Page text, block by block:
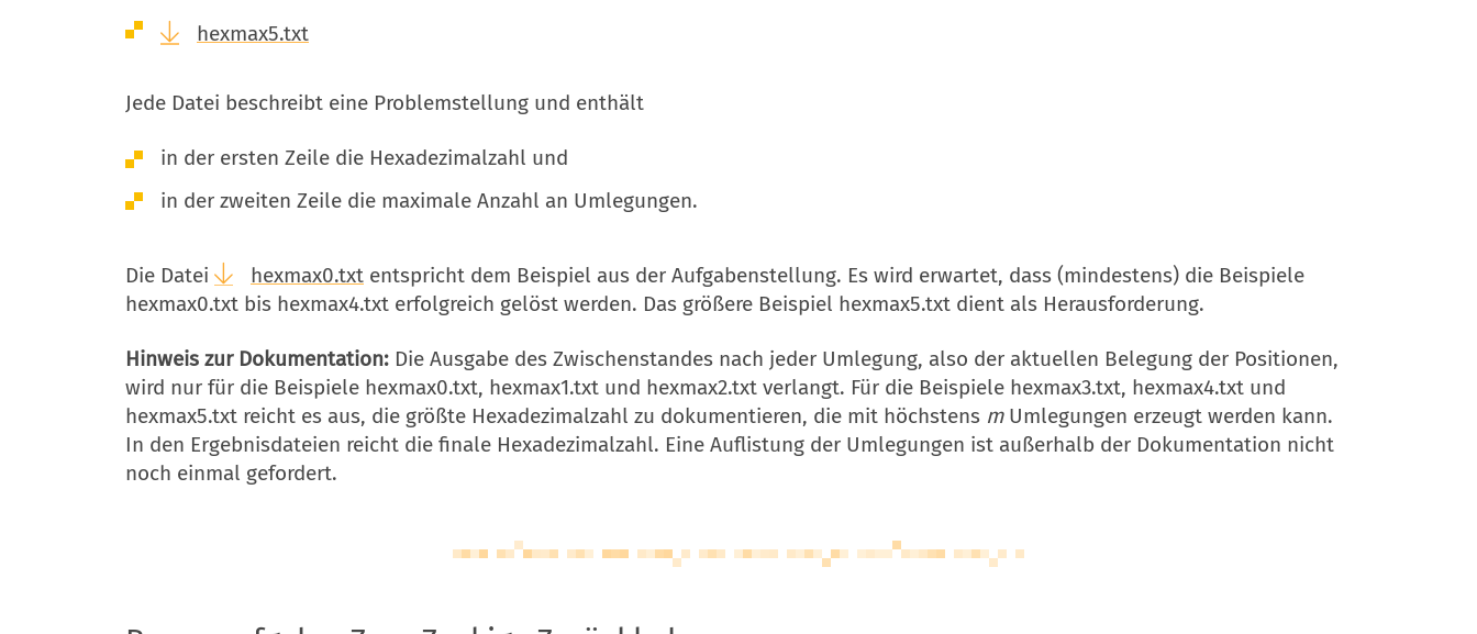
hexmax5.txt
Jede Datei beschreibt eine Problemstellung und enthält
in der ersten Zeile die Hexadezimalzahl und
in der zweiten Zeile die maximale Anzahl an Umlegungen.
Die Datei hexmax0.txt entspricht dem Beispiel aus der Aufgabenstellung. Es wird erwartet, dass (mindestens) die Beispiele
hexmax0.txt bis hexmax4.txt erfolgreich gelöst werden. Das größere Beispiel hexmax5.txt dient als Herausforderung.
Hinweis zur Dokumentation: Die Ausgabe des Zwischenstandes nach jeder Umlegung, also der aktuellen Belegung der Positionen,
wird nur für die Beispiele hexmax0.txt, hexmax1.txt und hexmax2.txt verlangt. Für die Beispiele hexmax3.txt, hexmax4.txt und
hexmax5.txt reicht es aus, die größte Hexadezimalzahl zu dokumentieren, die mit höchstens mUmlegungen erzeugt werden kann.
In den Ergebnisdateien reicht die finale Hexadezimalzahl. Eine Auflistung der Umlegungen ist außerhalb der Dokumentation nicht
noch einmal gefordert.